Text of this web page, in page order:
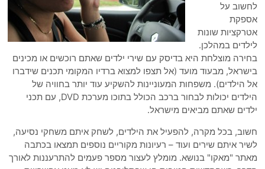
לחשוב על
אספקת
אטרקציות שונות
לילדים במהלכן.
בחירה מוצלחת היא בדיסק עם שירי ילדים שאתם רוכשים או מכינים
בישראל, מבעוד מועד (אל תצפו למצוא ברדיו המקומי תכנים שידברו
אל הילדים). משפחות המעוניינות להשקיע עוד יותר בחוויה של
הילדים יכולות לבחור ברכב הכולל בתוכו מערכת DVD, עם תכני
ילדים שאתם מביאים מישראל.
חשוב, בכל מקרה, להפעיל את הילדים, לשחק איתם משחקי נסיעה,
לשיר איתם שירים ועוד – רעיונות מקוריים נוספים תמצאו בכתבה
מאתר "מאקו" בנושא. מומלץ לעצור מספר פעמים להתרעננות לאורך